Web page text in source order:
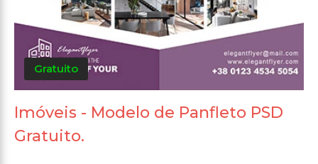
Gratuito
Imóveis - Modelo de Panfleto PSD
Gratuito.